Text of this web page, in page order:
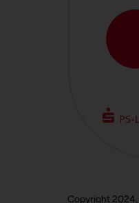
Copyright